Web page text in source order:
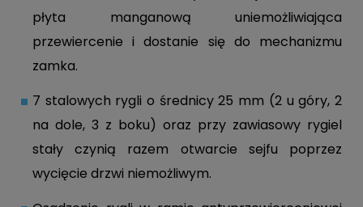
płyta manganową uniemożliwiająca
przewiercenie i dostanie się do mechanizmu
zamka.
7 stalowych rygli o średnicy 25 mm (2 u góry, 2
na dole, 3 z boku) oraz przy zawiasowy rygiel
stały czynią razem otwarcie sejfu poprzez
wycięcie drzwi niemożliwym.